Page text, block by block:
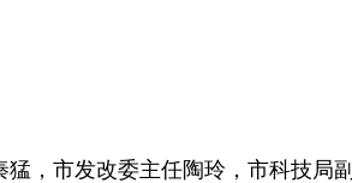
，市发改委主任陶玲，市科技局副